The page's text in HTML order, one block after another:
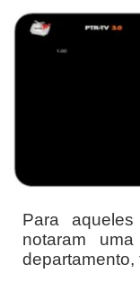
Para
notaram
departamento,